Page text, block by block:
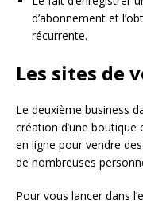
d’abonnement et
récurrente.
Les sites de
Le deuxième business
création d’une boutique
en ligne pour vendre
de nombreuses
Pour vous lancer dans